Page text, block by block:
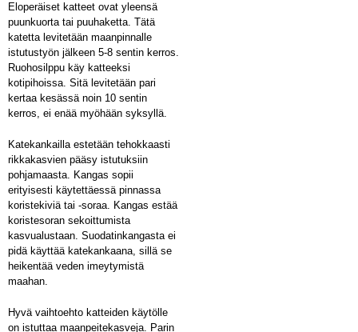
Eloperäiset katteet ovat yleensä
puunkuorta tai puuhaketta. Tätä
katetta levitetään maanpinnalle
istutustyön jälkeen 5-8 sentin kerros.
Ruohosilppu käy katteeksi
kotipihoissa. Sitä levitetään pari
kertaa kesässä noin 10 sentin
kerros, ei enää myöhään syksyllä.
Katekankailla estetään tehokkaasti
rikkakasvien pääsy istutuksiin
pohjamaasta. Kangas sopii
erityisesti käytettäessä pinnassa
koristekiviä tai -soraa. Kangas estää
koristesoran sekoittumista
kasvualustaan. Suodatinkangasta ei
pidä käyttää katekankaana, sillä se
heikentää veden imeytymistä
maahan.
Hyvä vaihtoehto katteiden käytölle
on istuttaa maanpeitekasveja. Parin